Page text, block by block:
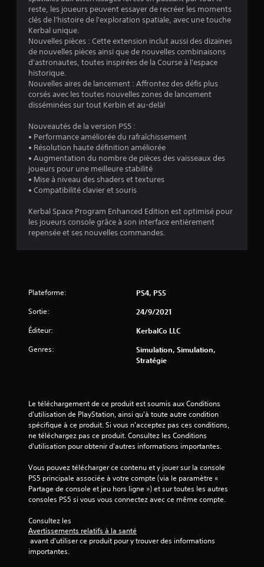
é
t
o
s
u
5
i
s
)
reste, les joueurs peuvent essayer de recréer les moments
clés de l'histoire de l'exploration spatiale, avec une touche
Kerbal unique.
Nouvelles pièces : Cette extension inclut aussi des dizaines
de nouvelles pièces ainsi que de nouvelles combinaisons
d'astronautes, toutes inspirées de la Course à l'espace
historique.
Nouvelles aires de lancement : Affrontez des défis plus
corsés avec les toutes nouvelles zones de lancement
disséminées sur tout Kerbin et au-delà!
Nouveautés de la version PS5 :
• Performance améliorée du rafraîchissement
• Résolution haute définition améliorée
• Augmentation du nombre de pièces des vaisseaux des
joueurs pour une meilleure stabilité
• Mise à niveau des shaders et textures
• Compatibilité clavier et souris
Kerbal Space Program Enhanced Edition est optimisé pour
les joueurs console grâce à son interface entièrement
repensée et ses nouvelles commandes.
Plateforme: PS4, PS5
Sortie: 24/9/2021
Éditeur: KerbalCo LLC
Genres:
Simulation, Simulation,
Stratégie
Le téléchargement de ce produit est soumis aux Conditions
d'utilisation de PlayStation, ainsi qu'à toute autre condition
spécifique à ce produit. Si vous n'acceptez pas ces conditions,
ne téléchargez pas ce produit. Consultez les Conditions
d'utilisation pour obtenir d'autres informations importantes.
Vous pouvez télécharger ce contenu et y jouer sur la console
PS5 principale associée à votre compte (via le paramètre «
Partage de console et jeu hors ligne ») et sur toutes les autres
consoles PS5 si vous vous connectez avec ce même compte.
Consultez les
Avertissements relatifs à la santé
importantes.